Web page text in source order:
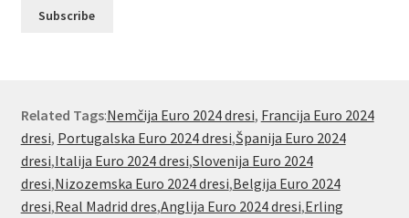
Related Tags:Nemčija Euro 2024 dresi, Francija Euro 2024
dresi, Portugalska Euro 2024 dresi,Španija Euro 2024
dresi,Italija Euro 2024 dresi,Slovenija Euro 2024
dresi,Nizozemska Euro 2024 dresi,Belgija Euro 2024
dresi,Real Madrid dres,Anglija Euro 2024 dresi,Erling